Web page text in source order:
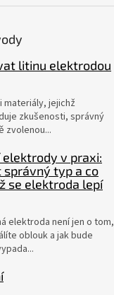
litinu elektrodou
materiály, jejichž
zkušenosti, správný
zvolenou...
elektrody v praxi:
typ a co
se elektroda lepí
elektroda není jen o tom,
oblouk a jak bude